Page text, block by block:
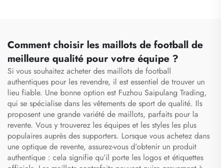
de voyage type duffel,
sac fourre-tout
extérieur
Comment choisir les maillots de football de
meilleure qualité pour votre équipe ?
Si vous souhaitez acheter des maillots de football
authentiques pour les revendre, il est essentiel de trouver un
lieu fiable. Une bonne option est Fuzhou Saipulang Trading,
qui se spécialise dans les vêtements de sport de qualité. Ils
proposent une grande variété de maillots, parfaits pour la
revente. Vous y trouverez les équipes et les styles les plus
populaires auprès des supporters. Lorsque vous achetez dans
une optique de revente, assurez-vous d’obtenir un produit
authentique : cela signifie qu’il porte les logos et étiquettes